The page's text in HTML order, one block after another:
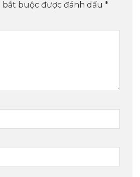
bắt buộc được đánh dấu *